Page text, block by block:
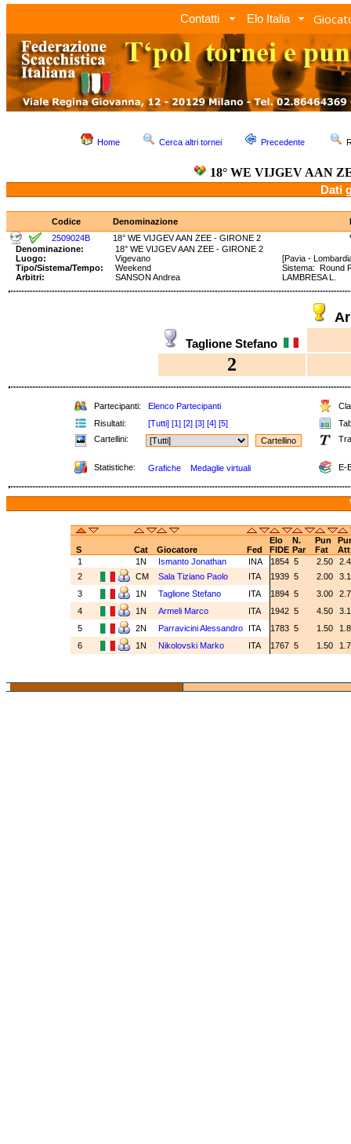
Contatti Elo Italia
Home Cerca altri tornei Precedente
18° WE VIJGEV AAN
Dati
Codice Denominazione
2509024B
18° WE VIJGEV AAN ZEE - GIRONE 2
Denominazione:
18° WE VIJGEV AAN ZEE - GIRONE 2
Luogo:
Vigevano
[Pavia -
Tipo/Sistema/Tempo:
Weekend
Sistema:
Arbitri:
SANSON Andrea LAMBRESA L.
Taglione Stefano
2
Partecipanti: Elenco Partecipanti
Risultati:
[Tutti] [1] [2] [3] [4] [5]
Cartellini:
Statistiche: Grafiche Medaglie virtuali E-
Elo N. Pun
S
Cat Giocatore Fed FIDE Par Fat
Att
1
1N Ismanto Jonathan INA 1854 5 2.50
2
CM Sala Tiziano Paolo ITA 1939 5 2.00
3
1N Taglione Stefano ITA 1894 5 3.00
4
1N Armeli Marco ITA 1942 5 4.50
5
2N Parravicini Alessandro ITA 1783 5 1.50
6
1N Nikolovski Marko ITA 1767 5 1.50